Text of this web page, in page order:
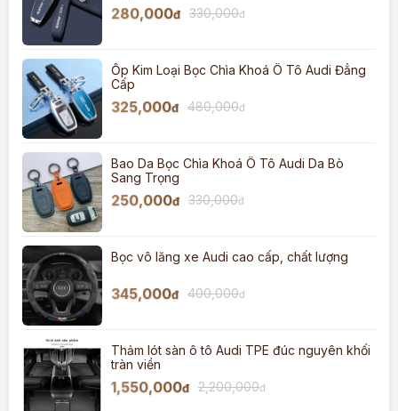
280,000đ 330,000đ
Ốp Kim Loại Bọc Chìa Khoá Ô Tô Audi Đẳng
Cấp
325,000đ 480,000đ
Bao Da Bọc Chìa Khoá Ô Tô Audi Da Bò
Sang Trọng
250,000đ 330,000đ
Bọc vô lăng xe Audi cao cấp, chất lượng
345,000đ 400,000đ
Thảm lót sàn ô tô Audi TPE đúc nguyên khối
tràn viền
1,550,000đ 2,200,000đ